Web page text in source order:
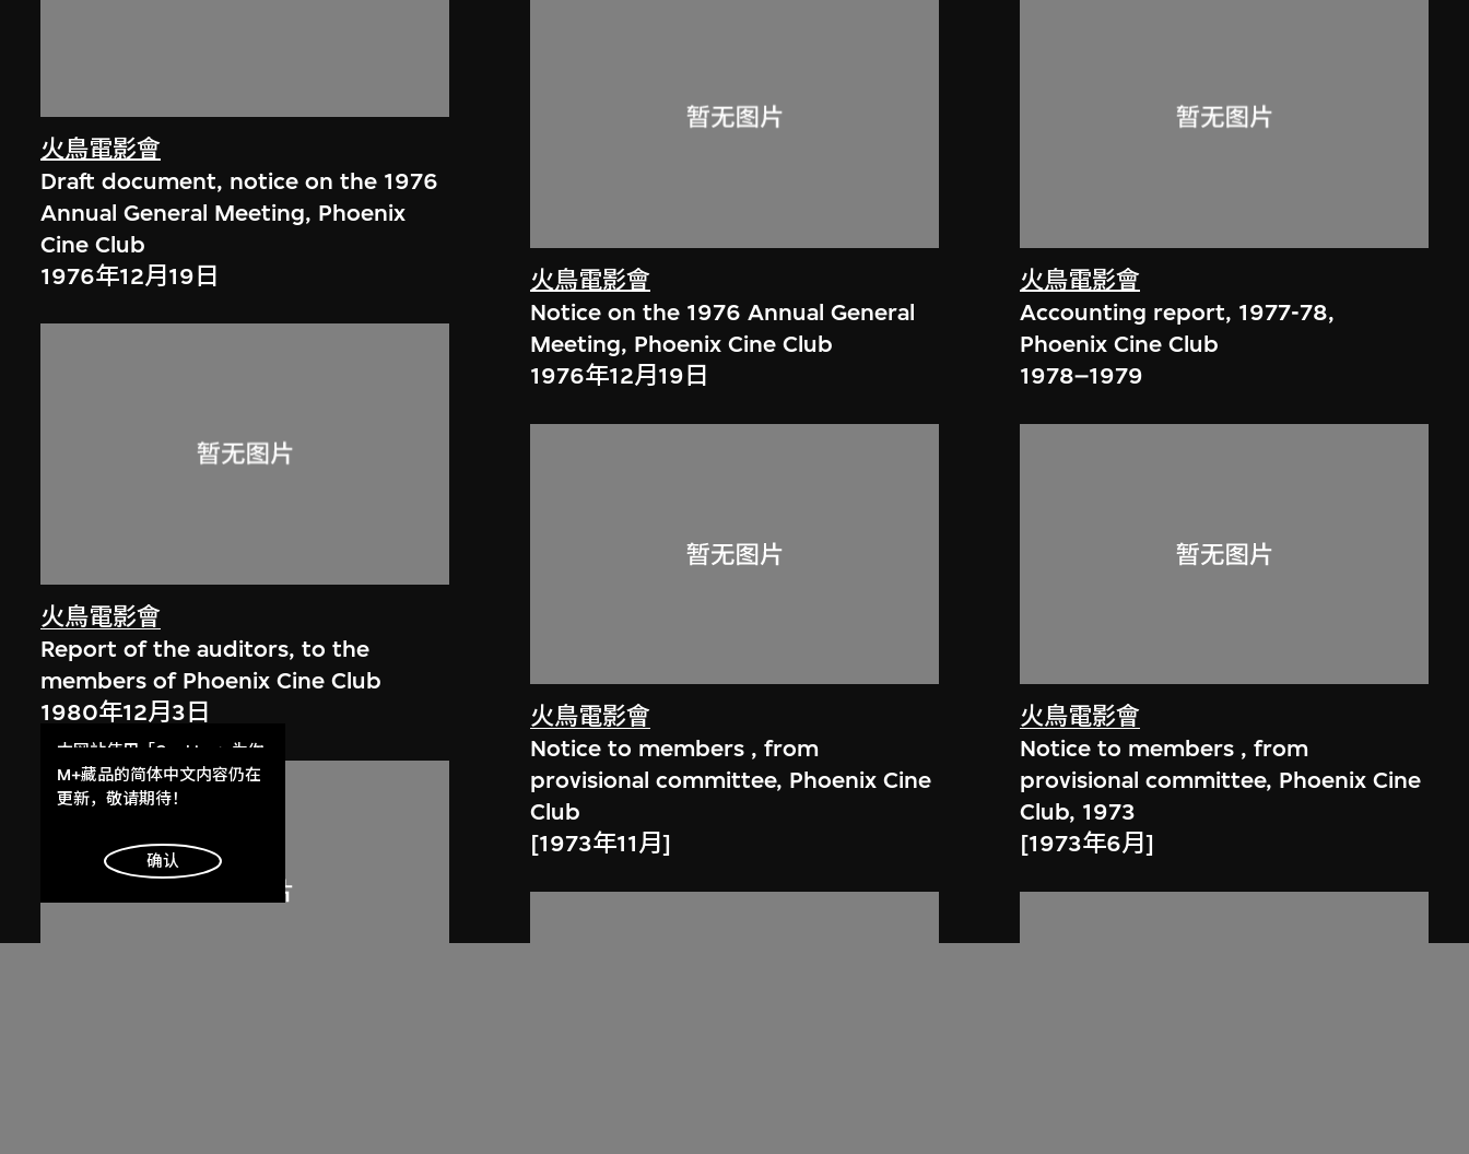
火鳥電影會
Draft document, notice on the 1976
Annual General Meeting, Phoenix
Cine Club
1976年12月19日
火鳥電影會
Report of the auditors, to the
members of Phoenix Cine Club
1980年12月3日
火鳥電影會
Notice on the 1976 Annual General
Meeting, Phoenix Cine Club
1976年12月19日
火鳥電影會
Notice to members , from
provisional committee, Phoenix Cine
Club
[1973年11月]
火鳥電影會
Accounting report, 1977-78,
Phoenix Cine Club
1978–1979
火鳥電影會
Notice to members , from
provisional committee, Phoenix Cine
Club, 1973
[1973年6月]
本网站使用「Cookies」为你
提供最好的网站体验。
了解更多
明白
M+藏品的简体中文内容仍在
更新，敬请期待！
确认